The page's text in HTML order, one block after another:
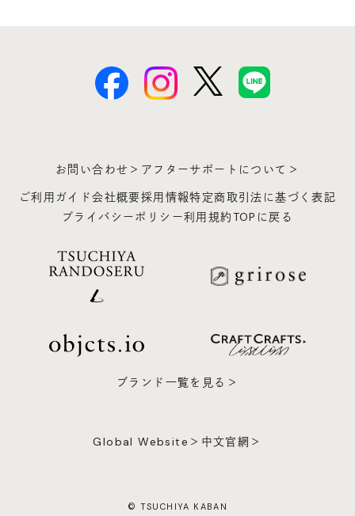
お問い合わせ＞ アフターサポートについて＞
ご利用ガイド会社概要採用情報特定商取引法に基づく表記
プライバシーポリシー利用規約 TOPに戻る
ブランド一覧を見る＞
Global Website＞ 中文官網＞
© TSUCHIYA KABAN